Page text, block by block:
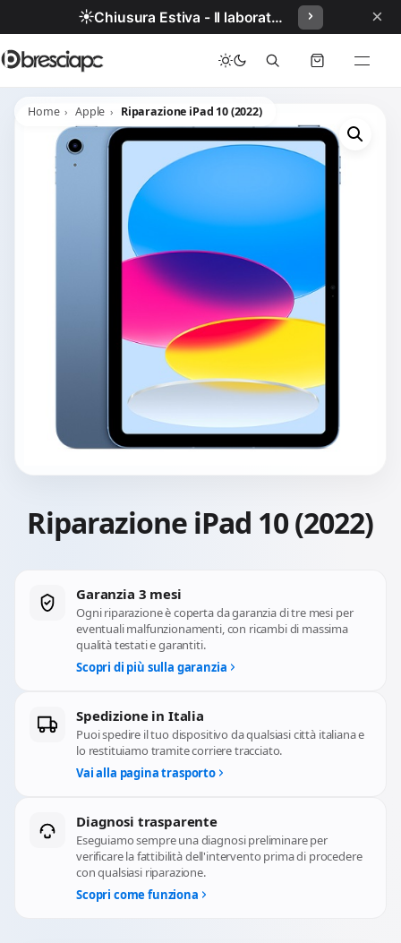
☀️ Chiusura Estiva - Il laboratorio resterà chiuso per ferie dal 29/06/2026 al 05/07/2026 compresi. ×
Home Apple Riparazione iPad 10 (2022)
Riparazione iPad 10 (2022)
Garanzia 3 mesi
Ogni riparazione è coperta da garanzia di tre mesi per
eventuali malfunzionamenti, con ricambi di massima
qualità testati e garantiti.
Scopri di più sulla garanzia
Spedizione in Italia
Puoi spedire il tuo dispositivo da qualsiasi città italiana e
lo restituiamo tramite corriere tracciato.
Vai alla pagina trasporto
Diagnosi trasparente
Eseguiamo sempre una diagnosi preliminare per
verificare la fattibilità dell'intervento prima di procedere
con qualsiasi riparazione.
Scopri come funziona